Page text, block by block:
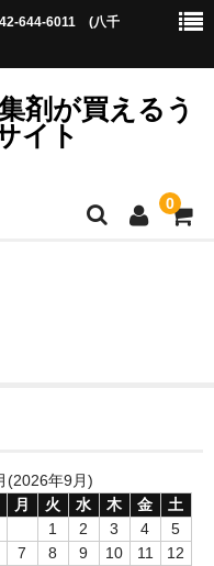
644-6011 (八千
剤が買えるう
イト
0
(2026年9月)
月 火 水 木 金
土
1
2 3 4
5
7 8 9 10 11
12